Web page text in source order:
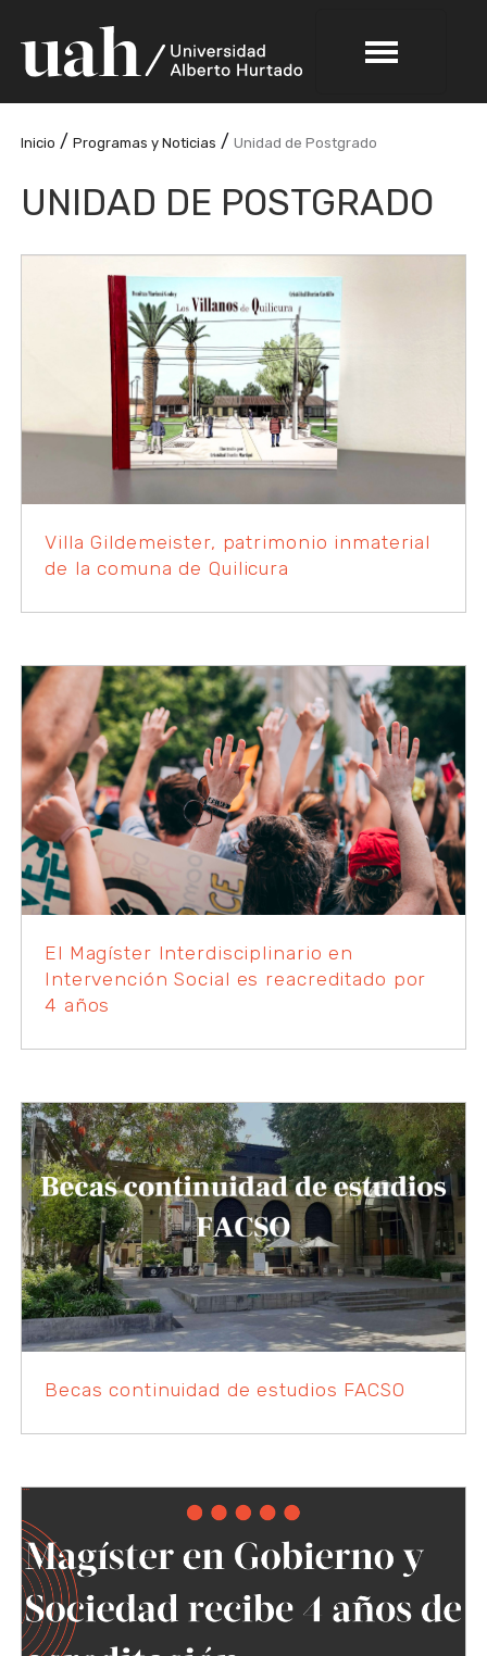
Inicio /Programas y Noticias /Unidad de Postgrado
UNIDAD DE POSTGRADO
Villa Gildemeister, patrimonio inmaterial
de la comuna de Quilicura
El Magíster Interdisciplinario en
Intervención Social es reacreditado por
4 años
Becas continuidad de estudios FACSO